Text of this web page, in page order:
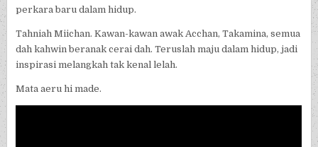
perkara baru dalam hidup.
Tahniah Miichan. Kawan-kawan awak Acchan, Takamina, semua
dah kahwin beranak cerai dah. Teruslah maju dalam hidup, jadi
inspirasi melangkah tak kenal lelah.
Mata aeru hi made.